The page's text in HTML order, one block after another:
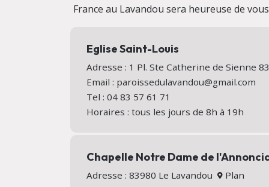
France au Lavandou sera heureuse de
Eglise Saint-Louis
Adresse : 1 Pl. Ste Catherine de Sienne
Email : paroissedulavandou@gmail.com
Tel : 04 83 57 61 71
Horaires : tous les jours de 8h à 19h
Chapelle Notre Dame de
Adresse : 83980 Le Lavandou Plan